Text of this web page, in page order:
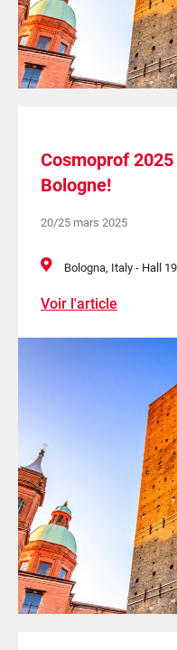
Cosmoprof
Bologne!
20/25 mars 2025
Bologna, Italy - Hall
Voir l'article